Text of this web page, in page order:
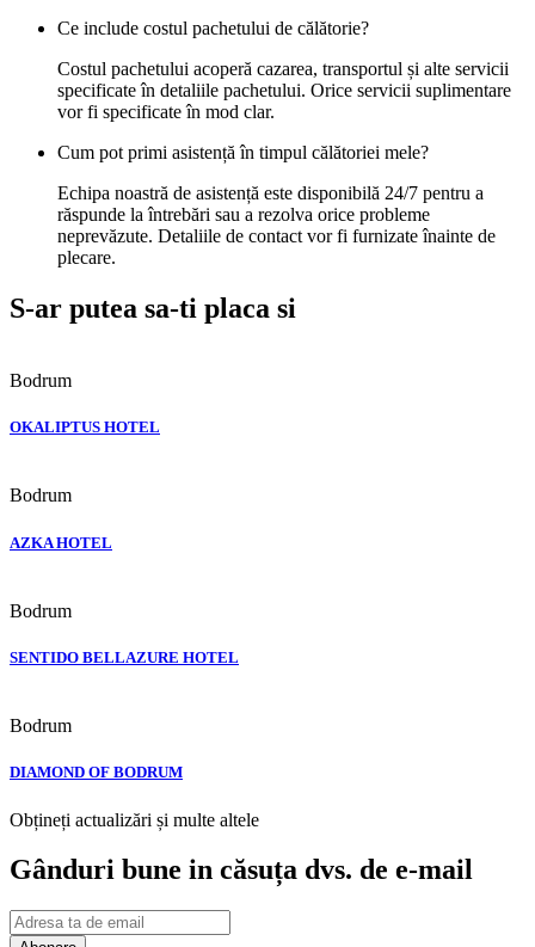
Ce include costul pachetului de călătorie?
Costul pachetului acoperă cazarea, transportul și alte servicii
specificate în detaliile pachetului. Orice servicii suplimentare
vor fi specificate în mod clar.
Cum pot primi asistență în timpul călătoriei mele?
Echipa noastră de asistență este disponibilă 24/7 pentru a
răspunde la întrebări sau a rezolva orice probleme
neprevăzute. Detaliile de contact vor fi furnizate înainte de
plecare.
S-ar putea sa-ti placa si
Bodrum
OKALIPTUS HOTEL
Bodrum
AZKA HOTEL
Bodrum
SENTIDO BELLAZURE HOTEL
Bodrum
DIAMOND OF BODRUM
Obțineți actualizări și multe altele
Gânduri bune in căsuța dvs. de e-mail